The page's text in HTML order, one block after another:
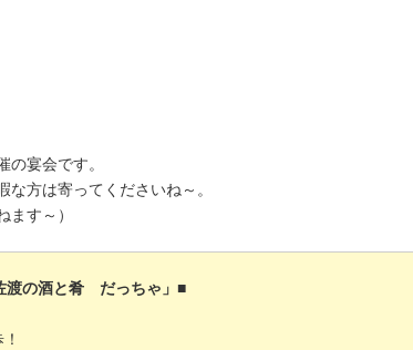
宴会です。
方は寄ってくださいね～。
ます～）
渡の酒と肴 だっちゃ」■